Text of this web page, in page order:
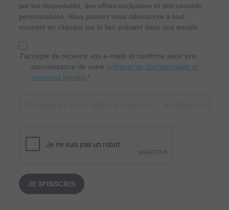
sur les nouveautés, des offres exclusives et des conseils
personnalisés. Vous pouvez vous désinscrire à tout
moment en cliquant sur le lien présent dans nos emails.
J'accepte de recevoir vos e-mails et confirme avoir pris
connaissance de votre politique de confidentialité et
mentions légales.
JE M'INSCRIS